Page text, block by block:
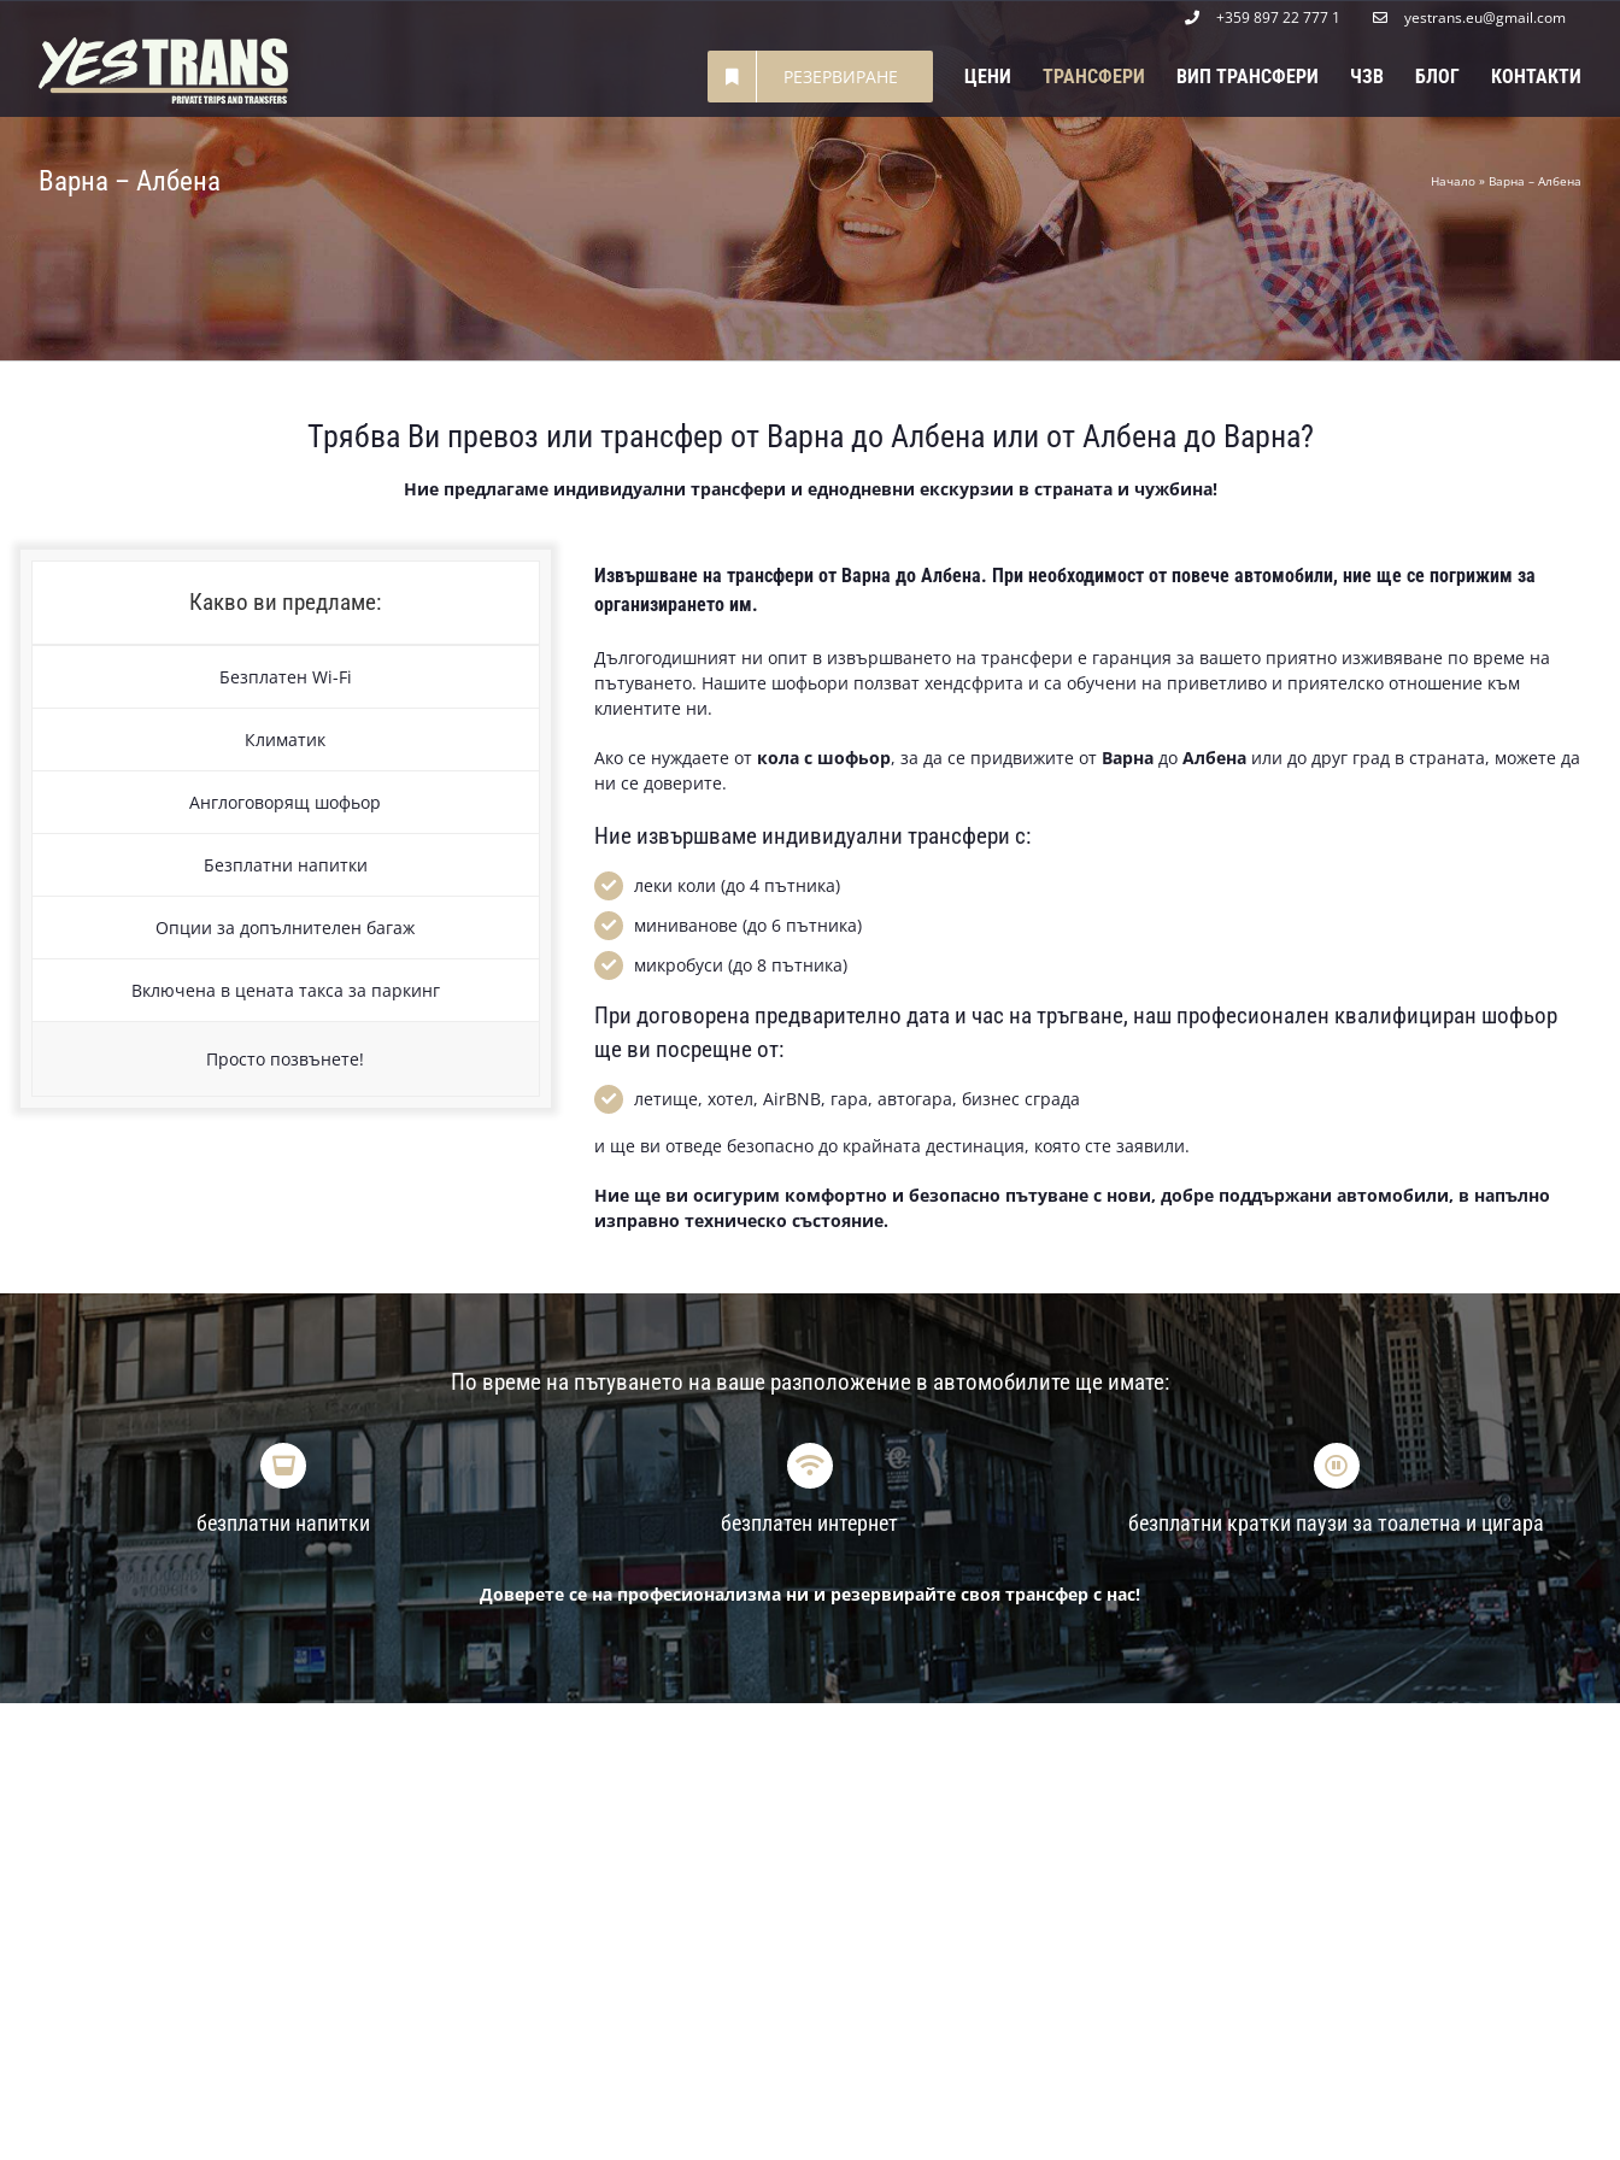
content
+359 897 22 777 1 yestrans.eu@gmail.com
РЕЗЕРВИРАНЕ ЦЕНИ ТРАНСФЕРИ ВИП ТРАНСФЕРИ ЧЗВ БЛОГ КОНТАКТИ
Варна – Албена Начало » Варна – Албена
Трябва Ви превоз или трансфер от Варна до Албена или от Албена до Варна?
Ние предлагаме индивидуални трансфери и еднодневни екскурзии в страната и чужбина!
Какво ви предламе:
Безплатен Wi-Fi
Климатик
Англоговорящ шофьор
Безплатни напитки
Опции за допълнителен багаж
Включена в цената такса за паркинг
Просто позвънете!
Извършване на трансфери от Варна до Албена. При необходимост от повече автомобили, ние ще се погрижим за
организирането им.
Дългогодишният ни опит в извършването на трансфери е гаранция за вашето приятно изживяване по време на
пътуването. Нашите шофьори ползват хендсфрита и са обучени на приветливо и приятелско отношение към
клиентите ни.
Ако се нуждаете от кола с шофьор, за да се придвижите от Варнадо Албенаили до друг град в страната, можете да
ни се доверите.
Ние извършваме индивидуални трансфери с:
леки коли (до 4 пътника)
миниванове (до 6 пътника)
микробуси (до 8 пътника)
При договорена предварително дата и час на тръгване, наш професионален квалифициран шофьор
ще ви посрещне от:
летище, хотел, AirBNB, гара, автогара, бизнес сграда
и ще ви отведе безопасно до крайната дестинация, която сте заявили.
Ние ще ви осигурим комфортно и безопасно пътуване с нови, добре поддържани автомобили, в напълно
изправно техническо състояние.
По време на пътуването на ваше разположение в автомобилите ще имате:
безплатни напитки безплатен интернет безплатни кратки паузи за тоалетна и цигара
Доверете се на професионализма ни и резервирайте своя трансфер с нас!